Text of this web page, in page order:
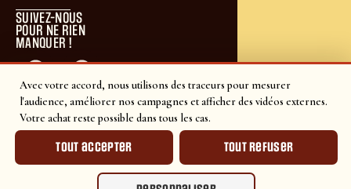
Avec votre accord, nous utilisons des traceurs pour mesurer
l'audience, améliorer nos campagnes et afficher des vidéos externes.
Votre achat reste possible dans tous les cas.
Tout accepter Tout refuser
SUIVEZ-NOUS
POUR NE RIEN
MANQUER !